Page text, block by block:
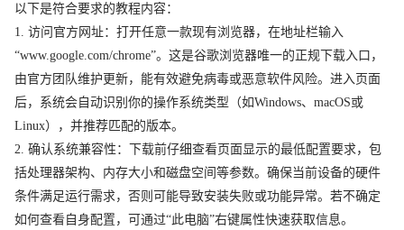
以下是符合要求的教程内容：
1. 访问官方网址：打开任意一款现有浏览器，在地址栏输入
“www.google.com/chrome”。这是谷歌浏览器唯一的正规下载入口，
由官方团队维护更新，能有效避免病毒或恶意软件风险。进入页面
后，系统会自动识别你的操作系统类型（如Windows、macOS或
Linux），并推荐匹配的版本。
2. 确认系统兼容性：下载前仔细查看页面显示的最低配置要求，包
括处理器架构、内存大小和磁盘空间等参数。确保当前设备的硬件
条件满足运行需求，否则可能导致安装失败或功能异常。若不确定
如何查看自身配置，可通过“此电脑”右键属性快速获取信息。